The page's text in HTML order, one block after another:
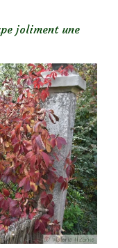
joliment une